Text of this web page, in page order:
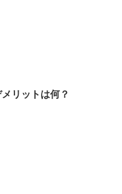
リットは何？